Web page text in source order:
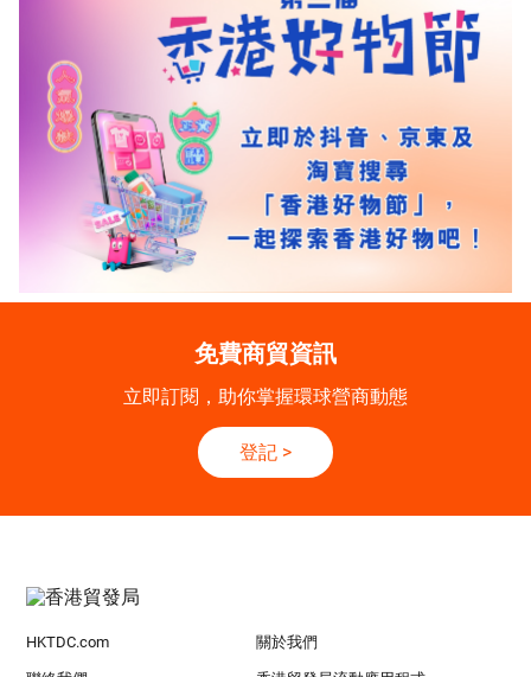
免費商貿資訊
立即訂閱，助你掌握環球營商動態
登記 >
HKTDC.com 關於我們